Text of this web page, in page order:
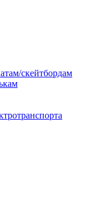
скейтбордам